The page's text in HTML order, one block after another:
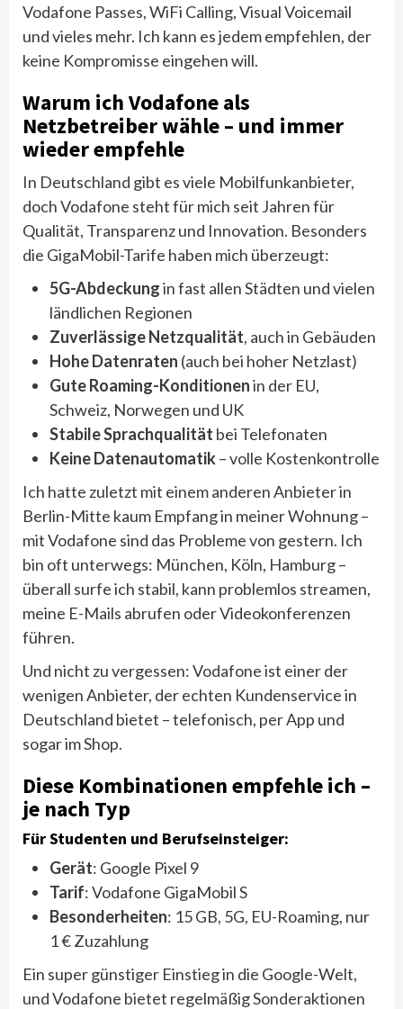
Vodafone Passes, WiFi Calling, Visual Voicemail
und vieles mehr. Ich kann es jedem empfehlen, der
keine Kompromisse eingehen will.
Warum ich Vodafone als
Netzbetreiber wähle – und immer
wieder empfehle
In Deutschland gibt es viele Mobilfunkanbieter,
doch Vodafone steht für mich seit Jahren für
Qualität, Transparenz und Innovation. Besonders
die GigaMobil-Tarife haben mich überzeugt:
5G-Abdeckungin fast allen Städten und vielen
ländlichen Regionen
Zuverlässige Netzqualität, auch in Gebäuden
Hohe Datenraten (auch bei hoher Netzlast)
Gute Roaming-Konditionenin der EU,
Schweiz, Norwegen und UK
Stabile Sprachqualität bei Telefonaten
Keine Datenautomatik– volle Kostenkontrolle
Ich hatte zuletzt mit einem anderen Anbieter in
Berlin-Mitte kaum Empfang in meiner Wohnung –
mit Vodafone sind das Probleme von gestern. Ich
bin oft unterwegs: München, Köln, Hamburg –
überall surfe ich stabil, kann problemlos streamen,
meine E-Mails abrufen oder Videokonferenzen
führen.
Und nicht zu vergessen: Vodafone ist einer der
wenigen Anbieter, der echten Kundenservice in
Deutschland bietet – telefonisch, per App und
sogar im Shop.
Diese Kombinationen empfehle ich –
je nach Typ
Für Studenten und Berufseinsteiger:
Gerät: Google Pixel 9
Tarif: Vodafone GigaMobil S
Besonderheiten: 15 GB, 5G, EU-Roaming, nur
1 € Zuzahlung
Ein super günstiger Einstieg in die Google-Welt,
und Vodafone bietet regelmäßig Sonderaktionen